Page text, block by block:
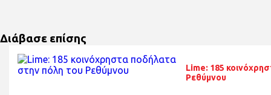
Διάβασε επίσης
Lime: 185
Ρεθύμνου